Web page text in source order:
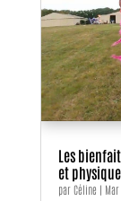
Les
et physique
parCéline |